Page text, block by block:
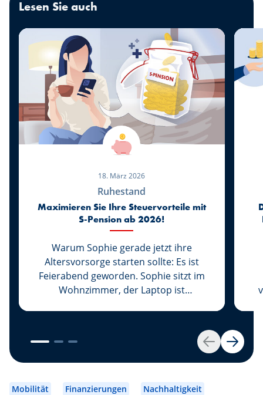
Lesen Sie auch
ZurückWeiter
18. März 2026
Ruhestand
Maximieren Sie Ihre Steuervorteile mit
S-Pension ab 2026!
Warum Sophie gerade jetzt ihre
Altersvorsorge starten sollte: Es ist
Feierabend geworden. Sophie sitzt im
Wohnzimmer, der Laptop ist
Basketballtraining. Zum ersten Mal seit
Langem kann sich Sophie eine Auszeit
und scrollt durch die Nachrichten.
Mobilität Finanzierungen Nachhaltigkeit